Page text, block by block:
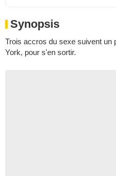
Synopsis
Trois accros du sexe suivent un
York, pour s'en sortir.